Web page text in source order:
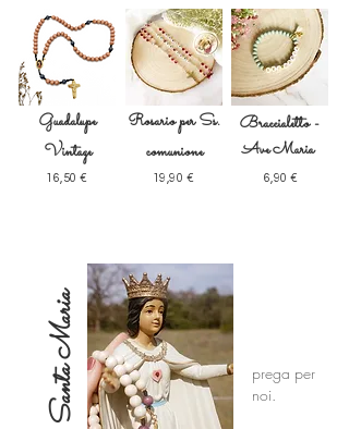
Guadalupe
Vintage
16,50 €
Rosario per Ss.
comunione
19,90 €
Braccialetto -
Ave Maria
6,90 €
Santa Maria
prega per
noi.